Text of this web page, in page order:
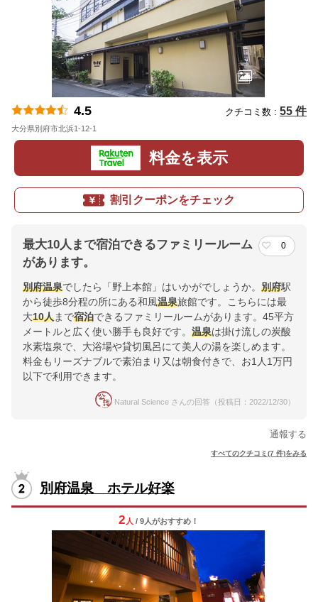
4.5 クチコミ数 : 55 件
大分県別府市北浜1-12-1
料金を表示
割引クーポンをチェック
最大10人まで宿泊できるファミリールーム
があります。
0
別府温泉でしたら「野上本館」はいかがでしょうか。 別府駅
から徒歩8分程の所にある和風温泉旅館です。こちらには最
大10人まで宿泊できるファミリールームがあります。45平方
メートルと広く使い勝手も良好です。 温泉は掛け流しの炭酸
水素塩泉で、大浴場や貸切風呂にて美人の湯を楽しめます。
料金もリーズナブルで素泊まり又は朝食付きで、お1人1万円
以下で利用できます。
Natural Science さんの回答（投稿日：2022/12/30）
通報する
すべてのクチコミ(7 件)をみる
別府温泉 ホテル好楽
2 人 / 9人がおすすめ！